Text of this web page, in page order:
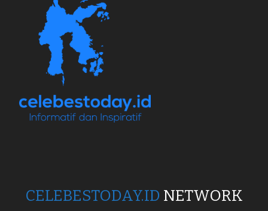
CELEBESTODAY.ID NETWORK